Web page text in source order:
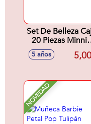
Set De Belleza
20 Piezas Minnie
16.5 X 18.0 X 2.0
5 años
NOVEDAD